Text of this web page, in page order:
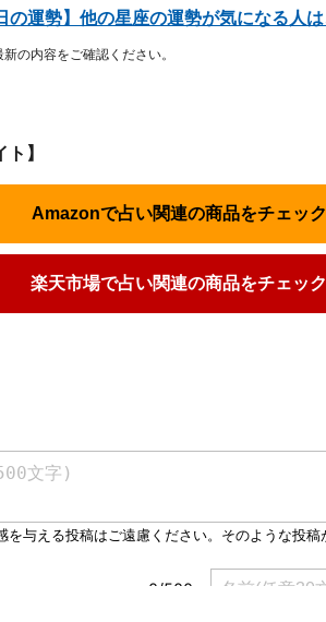
の運勢】他の星座の運勢が気になる人
の内容をご確認ください。
】
Amazonで占い関連の商品をチェック
楽天市場で占い関連の商品をチェック